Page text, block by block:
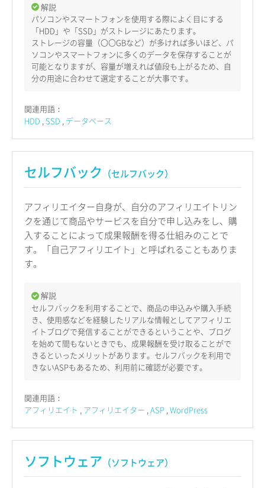
解説
パソコンやスマートフォンを使用する際によく目にする
「HDD」や「SSD」がストレージにあたります。
ストレージの容量（〇〇GBなど）が多ければ多いほど、パ
ソコンやスマートフォンに多くのデータを保存することが
可能となりますが、容量が増えれば値段も上がるため、自
分の用途に合わせて選定することが大事です。
関連用語：
HDD SSD データベース
セルフバック （セルフバック）
アフィリエイター自身が、自分のアフィリエイトリン
クを通じて商品やサービスを自分で申し込みをし、購
入することによって成果報酬を得る仕組みのことで
す。「自己アフィリエイト」と呼ばれることもありま
す。
解説
セルフバックを利用することで、商品の申込みや購入手続
き、使用感などを経験したリアルな情報としてアフィリエ
イトブログで発信することができるということや、ブログ
を始めて間もないときでも、成果報酬を受け取ることがで
きるといったメリットがあります。セルフバックを利用で
きないASPもあるため、利用前に確認が必要です。
関連用語：
アフィリエイト
アフィリエイター ASP WordPress
ソフトウェア （ソフトウェア）